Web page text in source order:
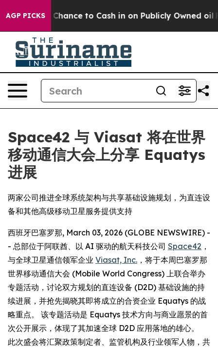
AGP PICKS
the Chance to Cash in on Publicly Owned oil Five
Space42 与 Viasat 将在世界
移动通信大会上分享 Equatys
进展
两家公司推进全球系统架构与共享基础设施规划，为直连设
备和其他高级移动卫星服务提供支持
西班牙巴塞罗那, March 03, 2026 (GLOBE NEWSWIRE) -
- 总部位于阿联酋、以 AI 驱动的航天科技公司 Space42 ，
与全球卫星通信领军企业 Viasat, Inc. ，将于本周巴塞罗那
世界移动通信大会 (Mobile World Congress) 上联合举办
专题活动，讨论双方规划的直连设备 (D2D) 基础设施的持
续进展，并抢先揭晓其即将成立的合资企业 Equatys 的战
略重点。 该专题活动是 Equatys 技术方向与商业愿景的首
次公开展示，体现了其加速全球 D2D 应用落地的雄心。
此次盛会将汇聚政策制定者、监管机构及行业领军人物，共